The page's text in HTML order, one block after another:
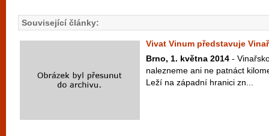
Související články:
Vivat Vinum představuje
Brno, 1. května 2014 -
nalezneme ani ne patnáct
Leží na západní hranici zn...